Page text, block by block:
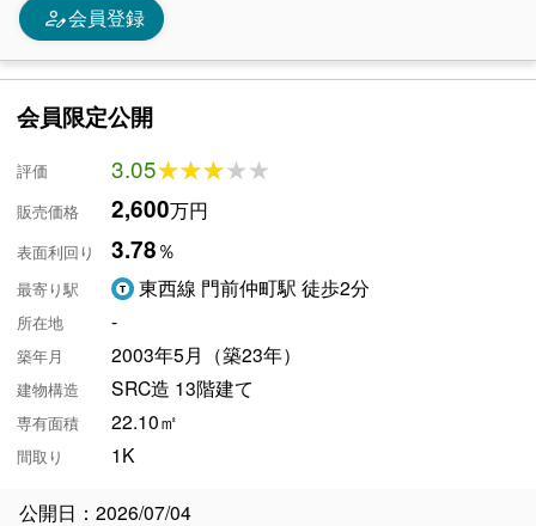
person_edit会員登録
会員限定公開
評価 3.05★★★★★
★★★★★
販売価格 2,600万円
表面利回り 3.78％
最寄り駅 東西線 門前仲町駅 徒歩2分
所在地 -
築年月 2003年5月（築23年）
建物構造 SRC造 13階建て
専有面積 22.10㎡
間取り 1K
公開日：2026/07/04